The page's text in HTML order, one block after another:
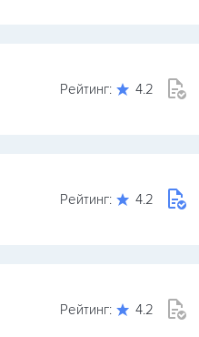
Рейтинг: 4.2
Рейтинг: 4.2
Рейтинг: 4.2